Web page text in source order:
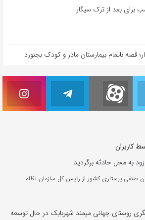
برای بعد از ترک سیگار
قصه ناتمام بیمارستان مادر و کودک بجنورد
کاربران
به محل حادثه برگردید
صنفی پرستاری کشور از رئیس کل سازمان نظام
روستای جهانی میمند شهربابک در حال توسعه